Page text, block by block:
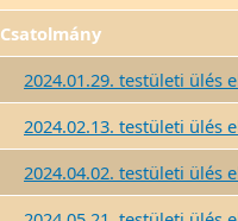
Csatolmány
2024.01.29. testületi ülés
2024.02.13. testületi ülés
2024.04.02. testületi ülés